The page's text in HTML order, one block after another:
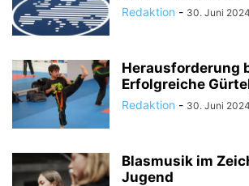
Redaktion - 30. Juni 2024
Herausforderung
Erfolgreiche
Redaktion - 30. Juni 2024
Blasmusik im
Jugend